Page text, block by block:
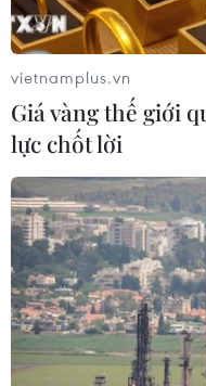
vietnamplus.vn
Giá vàng thế giới
lực chốt lời